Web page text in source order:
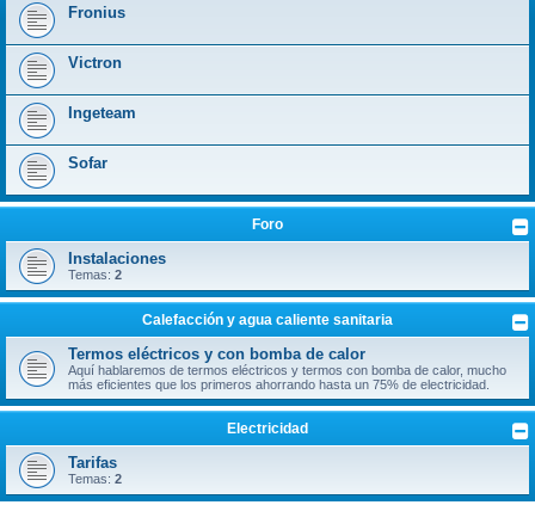
Fronius
Victron
Ingeteam
Sofar
Foro
Instalaciones
Temas: 2
Calefacción y agua caliente sanitaria
Termos eléctricos y con bomba de calor
Aquí hablaremos de termos eléctricos y termos con bomba de calor, mucho
más eficientes que los primeros ahorrando hasta un 75% de electricidad.
Electricidad
Tarifas
Temas: 2